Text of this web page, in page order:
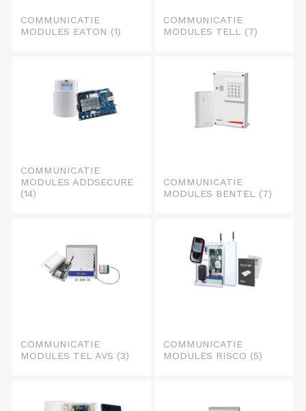
COMMUNICATIE
MODULES EATON (1)
COMMUNICATIE
MODULES TELL (7)
COMMUNICATIE
MODULES ADDSECURE
(14)
COMMUNICATIE
MODULES BENTEL (7)
COMMUNICATIE
MODULES TEL AVS (3)
COMMUNICATIE
MODULES RISCO (5)